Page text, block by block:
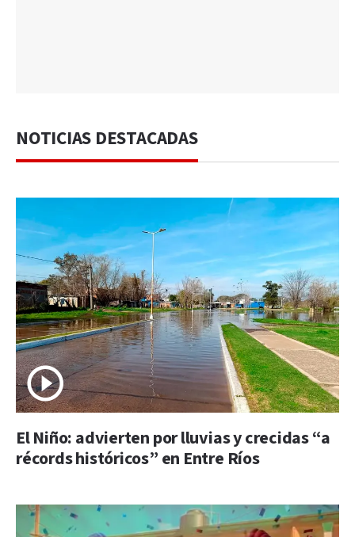
NOTICIAS DESTACADAS
El Niño: advierten por lluvias y crecidas “a
récords históricos” en Entre Ríos